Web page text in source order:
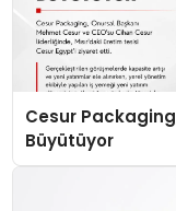
Cesur
Büyütüyor